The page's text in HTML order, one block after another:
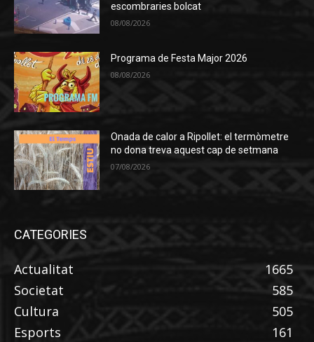
escombraries bolcat
08/08/2026
Programa de Festa Major 2026
08/08/2026
Onada de calor a Ripollet: el termòmetre
no dona treva aquest cap de setmana
07/08/2026
CATEGORIES
Actualitat
1665
Societat
585
Cultura
505
Esports
161